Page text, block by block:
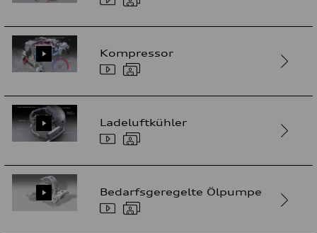
Kompressor
Ladeluftkühler
Bedarfsgeregelte Ölpumpe